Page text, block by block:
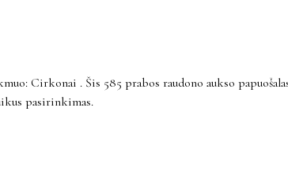
Cirkonai . Šis 585 prabos raudono aukso
pasirinkimas.